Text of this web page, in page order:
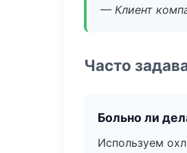
— Клиент
Часто
Больно ли
Используем